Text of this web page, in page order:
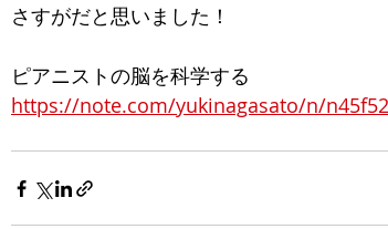
さすがだと思いました！
ピアニストの脳を科学する
https://note.com/yukinagasato/n/